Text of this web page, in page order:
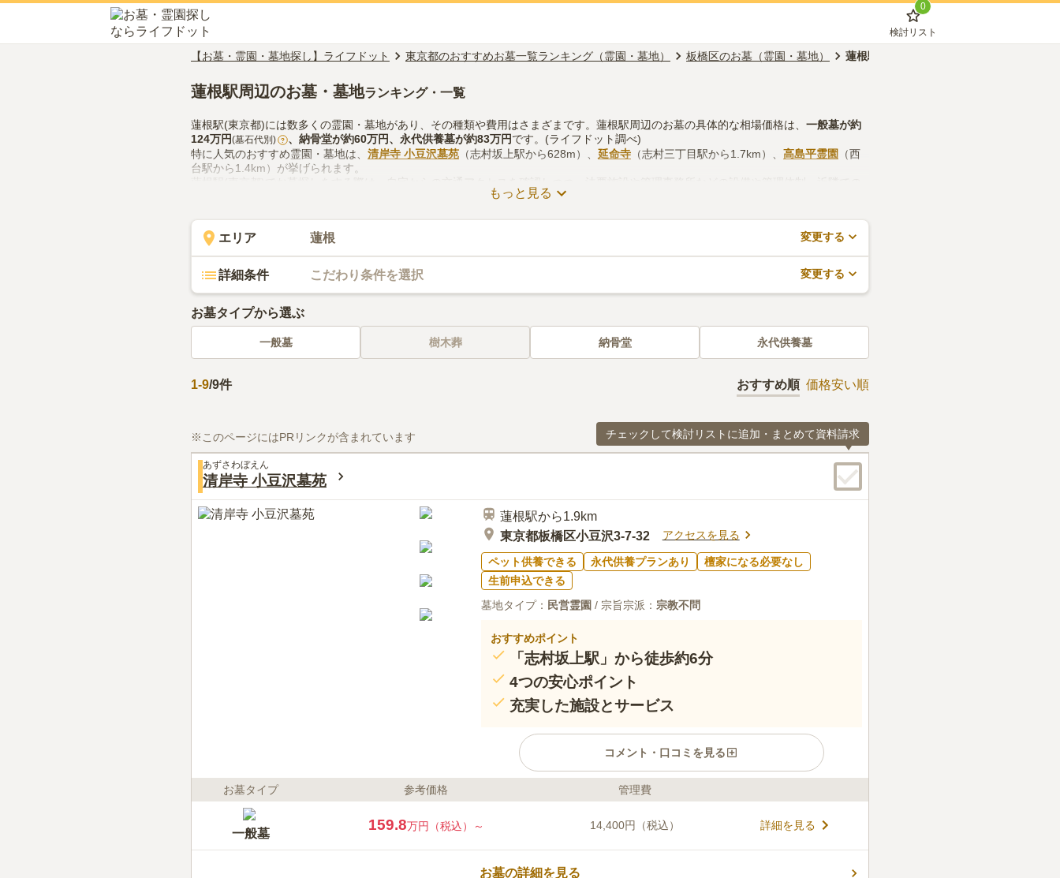
0
検討リスト
【お墓・霊園・墓地探し】ライフドット 東京都のおすすめお墓一覧ランキング（霊園・墓地） 板橋区のお墓（霊園・墓地） 蓮根駅のお墓（霊園・墓地）
蓮根駅周辺のお墓・墓地ランキング・一覧
蓮根駅(東京都)には数多くの霊園・墓地があり、その種類や費用はさまざまです。蓮根駅周辺のお墓の具体的な相場価格は、 一般墓が約
124万円(墓石代別) ? 、 納骨堂が約60万円、 永代供養墓が約83万円です。(ライフドット調べ)
特に人気のおすすめ霊園・墓地は、 清岸寺 小豆沢墓苑 （志村坂上駅から628m）、 延命寺 （志村三丁目駅から1.7km）、 高島平霊園 （西
台駅から1.4km）が挙げられます。
蓮根駅(東京都)でお墓探しをする際は、自宅からの交通アクセスを確認しつつ、法要施設や管理事務所などの設備や管理体制、近隣での
供花やお線香の入手方法などを考慮して選ぶとよいでしょう。資料請求や見学予約が無料でできますので、活用してみてください。
もっと見る
エリア 蓮根 変更する
詳細条件 こだわり条件を選択 変更する
お墓タイプから選ぶ
一般墓 樹木葬 納骨堂 永代供養墓
1-9/9件 おすすめ順 価格安い順
※このページにはPRリンクが含まれています チェックして検討リストに追加・まとめて資料請求
あずさわぼえん
清岸寺 小豆沢墓苑
蓮根駅から1.9km
東京都板橋区小豆沢3-7-32
アクセスを見る
ペット供養できる 永代供養プランあり
檀家になる必要なし
生前申込できる
墓地タイプ： 民営霊園 / 宗旨宗派： 宗教不問
おすすめポイント
「志村坂上駅」から徒歩約6分
4つの安心ポイント
充実した施設とサービス
コメント・口コミを見る
ライフドット編集部のコメント
『小豆沢墓苑』、屋内でありながら、天井高が高く三面が開放
され光と風がふりそそぐ屋内墓所と、小豆沢公園と一部地隣接
しているので、お参り後の散策も楽しめます。宗教自由・ご購
お墓タイプ 参考価格 管理費
一般墓
159.8万円（税込）～ 14,400円（税込） 詳細を見る
お墓の詳細を見る